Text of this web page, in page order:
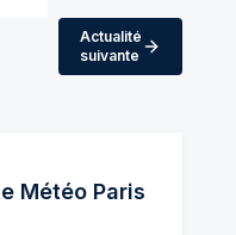
Actualité
suivante
MétéoParis